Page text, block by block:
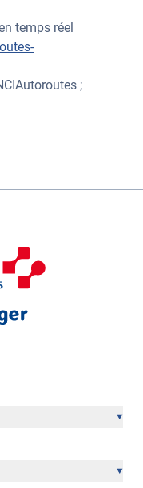
temps réel
;